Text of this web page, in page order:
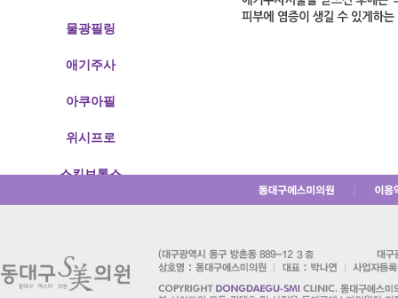
물광필링
애기주사
아쿠아필
위시프로
스킨보톡스